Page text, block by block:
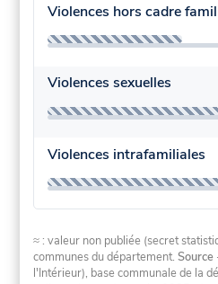
Violences hors cadre
Violences sexuelles
Violences intrafamiliales
≈ : valeur non publiée (secret
communes du département.Source
l'Intérieur), base communale de la